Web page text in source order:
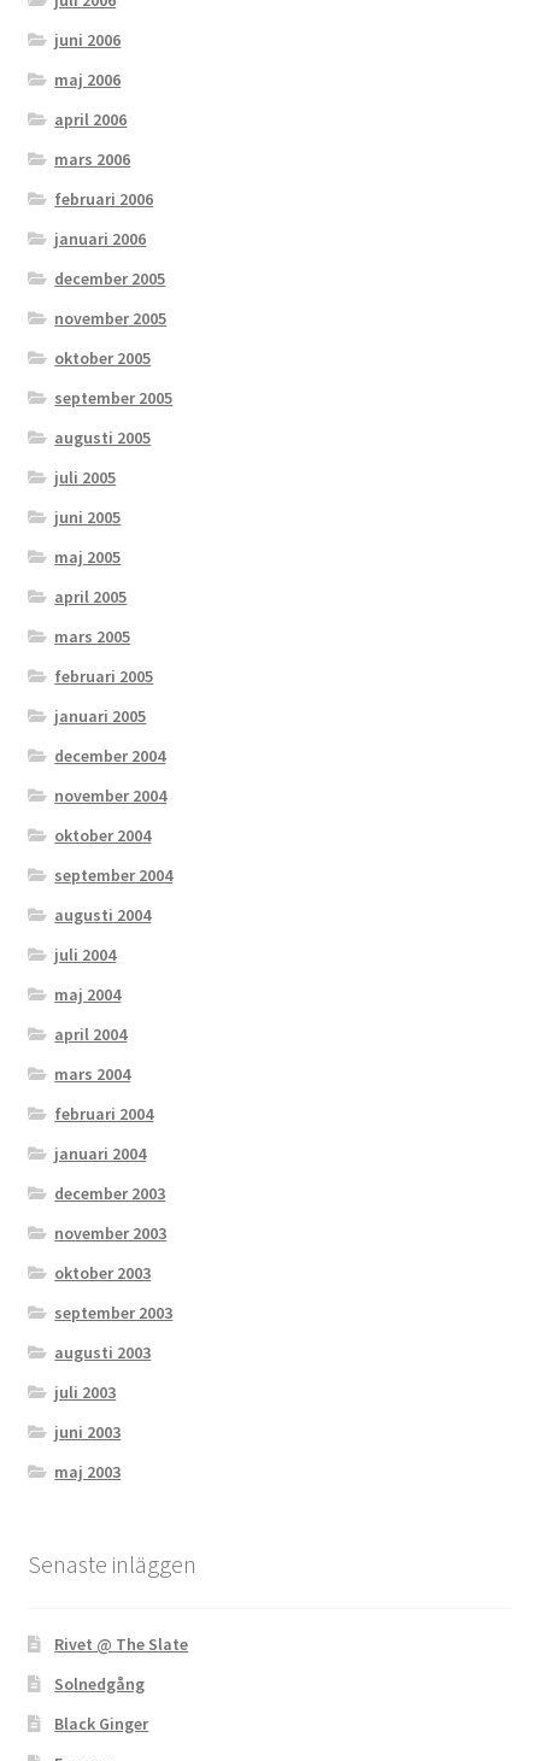
juni 2006
maj 2006
april 2006
mars 2006
februari 2006
januari 2006
december 2005
november 2005
oktober 2005
september 2005
augusti 2005
juli 2005
juni 2005
maj 2005
april 2005
mars 2005
februari 2005
januari 2005
december 2004
november 2004
oktober 2004
september 2004
augusti 2004
juli 2004
maj 2004
april 2004
mars 2004
februari 2004
januari 2004
december 2003
november 2003
oktober 2003
september 2003
augusti 2003
juli 2003
juni 2003
maj 2003
Senaste inläggen
Rivet @ The Slate
Solnedgång
Black Ginger